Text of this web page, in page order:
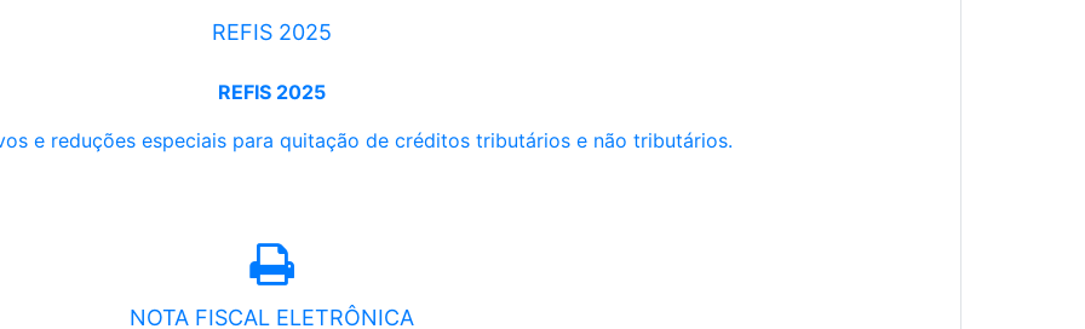
REFIS 2025
REFIS 2025
e reduções especiais para quitação de créditos tributários e não tributários.
NOTA FISCAL ELETRÔNICA